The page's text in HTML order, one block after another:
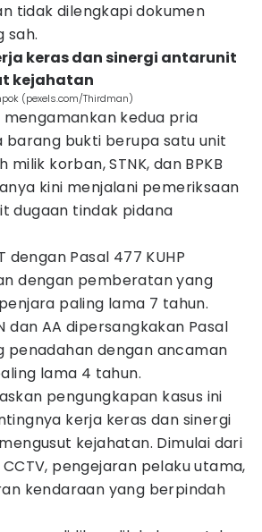
tidak dilengkapi dokumen
sah.
keras dan sinergi antarunit
kejahatan
(pexels.com/Thirdman)
mengamankan kedua pria
bukti berupa satu unit
milik korban, STNK, dan BPKB
kini menjalani pemeriksaan
dugaan tindak pidana
dengan Pasal 477 KUHP
dengan pemberatan yang
paling lama 7 tahun.
dan AA dipersangkakan Pasal
penadahan dengan ancaman
lama 4 tahun.
pengungkapan kasus ini
kerja keras dan sinergi
kejahatan. Dimulai dari
pengejaran pelaku utama,
kendaraan yang berpindah